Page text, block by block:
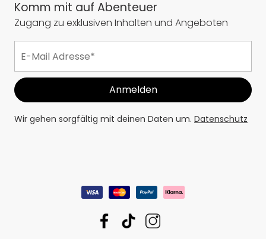
Komm mit auf Abenteuer
Zugang zu exklusiven Inhalten und Angeboten
Wir gehen sorgfältig mit deinen Daten um. Datenschutz